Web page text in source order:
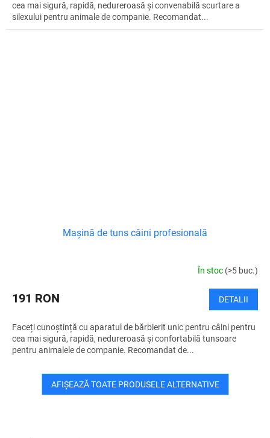
cea mai sigură, rapidă, nedureroasă și convenabilă scurtare a
silexului pentru animale de companie. Recomandat...
Mașină de tuns câini profesională
În stoc (>5 buc.)
191 RON DETALII
Faceți cunoștință cu aparatul de bărbierit unic pentru câini pentru
cea mai sigură, rapidă, nedureroasă și confortabilă tunsoare
pentru animalele de companie. Recomandat de...
AFIŞEAZĂ TOATE PRODUSELE ALTERNATIVE